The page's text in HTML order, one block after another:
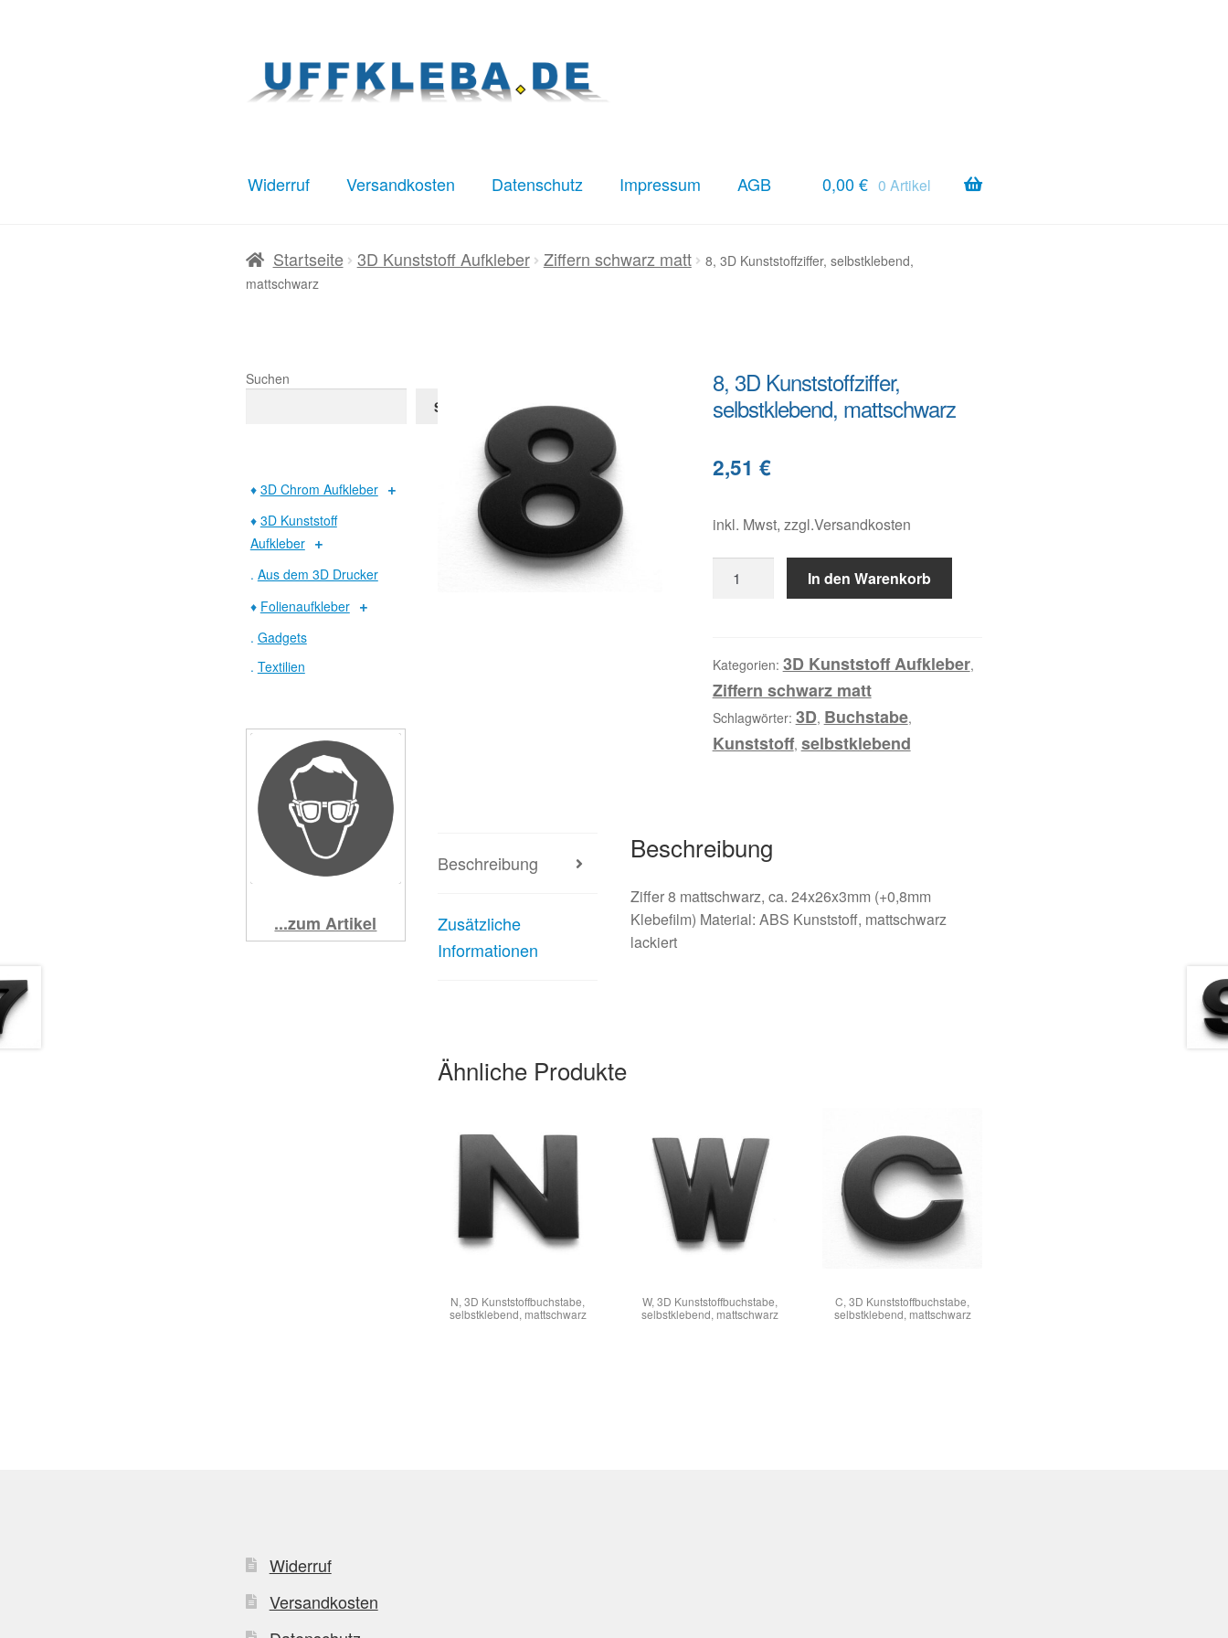
Navigation
springen
Inhalt
springen
Widerruf Versandkosten Datenschutz Impressum AGB
StartAGB DatenschutzImpressum Kasse Mein Konto Versandkosten
0,00€ 0 Artikel
Startseite 3D Kunststoff Aufkleber Ziffern schwarz matt
8, 3D Kunststoffziffer, selbstklebend,
mattschwarz
8, 3D Kunststoffziffer,
selbstklebend, mattschwarz
2,51 €
inkl. Mwst, zzgl.Versandkosten
mattschwarz
Menge
In den Warenkorb
Kategorien: 3D Kunststoff Aufkleber,
Ziffern schwarz matt
Schlagwörter: 3D, Buchstabe,
Kunststoff, selbstklebend
Beschreibung
Zusätzliche
Informationen
Beschreibung
Ziffer 8 mattschwarz, ca. 24x26x3mm (+0,8mm
Klebefilm) Material: ABS Kunststoff, mattschwarz
lackiert
Ähnliche Produkte
N, 3D Kunststoffbuchstabe,
selbstklebend, mattschwarz
W, 3D Kunststoffbuchstabe,
selbstklebend, mattschwarz
C, 3D Kunststoffbuchstabe,
selbstklebend, mattschwarz
Suchen
Suchen
♦ 3D Chrom Aufkleber
♦ 3D Kunststoff
Aufkleber
. Aus dem 3D Drucker
♦ Folienaufkleber
. Gadgets
. Textilien
...zum Artikel
Widerruf
Versandkosten